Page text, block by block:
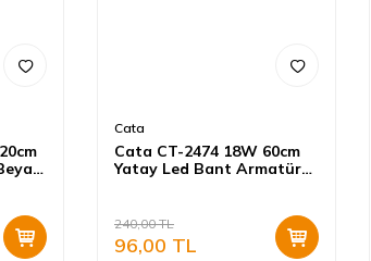
Cata
Cata CT-2474 18W 60cm
Yatay Led Bant Armatür
240,00TL
96,00 TL